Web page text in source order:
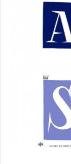
Pseudo